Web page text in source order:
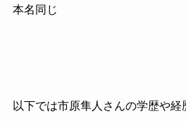
本名同じ
以下では市原隼人さんの学歴や